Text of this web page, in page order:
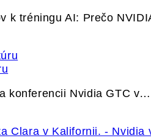
k tréningu AI: Prečo
konferencii Nvidia GTC v…